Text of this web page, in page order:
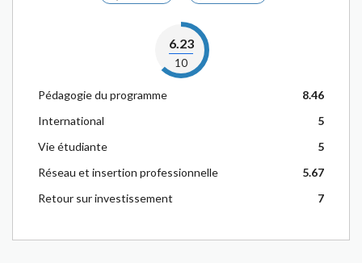
6.23
10
Pédagogie du programme
8.46
International
5
Vie étudiante
5
Réseau et insertion professionnelle
5.67
Retour sur investissement
7